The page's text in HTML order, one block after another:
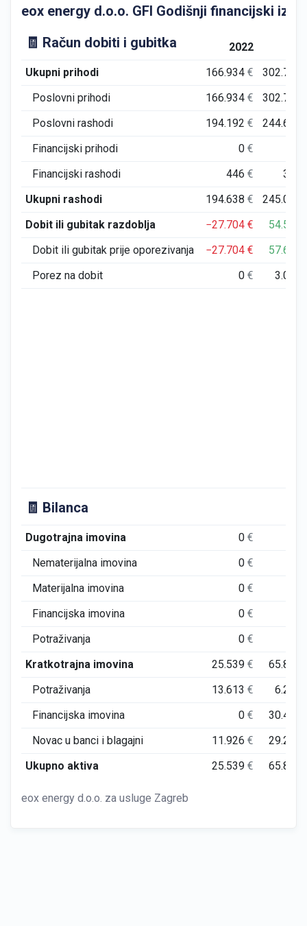
eox energy d.o.o. GFI Godišnji financijski
🧾 Račun dobiti i gubitka
2022
Ukupni prihodi
166.934€ 302.706
Poslovni prihodi
166.934€ 302.702
Poslovni rashodi
194.192€ 244.689
Financijski prihodi
0€
Financijski rashodi
446€ 387
Ukupni rashodi
194.638€ 245.077
Dobit ili gubitak razdoblja
−27.704€ 54.567
Dobit ili gubitak prije oporezivanja
−27.704€ 57.629
Porez na dobit
0€ 3.061
🧾 Bilanca
Dugotrajna imovina 0€
Nematerijalna imovina
0€
Materijalna imovina
0€
Financijska imovina
0€
Potraživanja
0€
Kratkotrajna imovina
25.539€ 65.886
Potraživanja
13.613€ 6.255
Financijska imovina
0€ 30.422
Novac u banci i blagajni
11.926€ 29.208
Ukupno aktiva
25.539€ 65.886
eox energy d.o.o. za usluge Zagreb